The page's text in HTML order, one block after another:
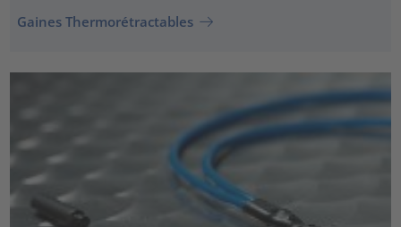
Gaines Thermorétractables